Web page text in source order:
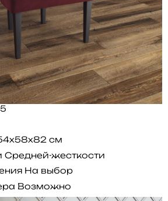
см
Средней-жесткости
На выбор
Возможно